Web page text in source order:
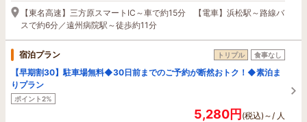
【東名高速】三方原スマートIC～車で約15分 【電車】浜松駅～路線バ
スで約6分／遠州病院駅～徒歩約11分
宿泊プラン トリプル 食事なし
【早期割30】駐車場無料◆30日前までのご予約が断然おトク！◆素泊ま
りプラン
ポイント2%
5,280円(税込)～/ 人